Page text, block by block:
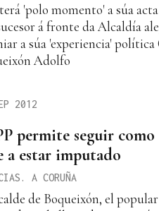
'polo momento' a súa
á fronte da Alcaldía
a súa 'experiencia' política
Adolfo
2012
permite seguir
a estar imputado
A CORUÑA
de Boqueixón, el